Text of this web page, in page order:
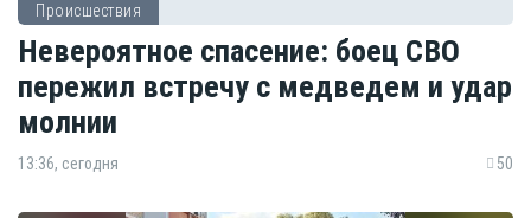
Происшествия
Невероятное спасение: боец СВО
пережил встречу с медведем и удар
молнии
13:36, сегодня 50